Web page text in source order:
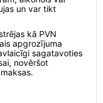
un var tikt
kā PVN
apgrozījuma
sagatavoties
novēršot